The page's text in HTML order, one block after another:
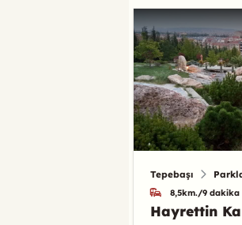
Tepebaşı
8,5km./9 dakika
Hayrettin